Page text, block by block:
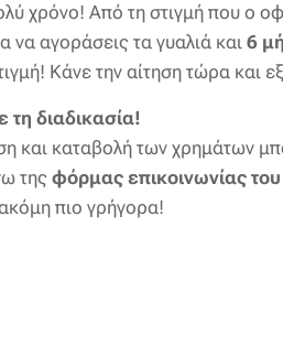
χρόνο! Από τη στιγμή που ο
να αγοράσεις τα γυαλιά και 6
Κάνε την αίτηση τώρα και
τη διαδικασία!
και καταβολή των χρημάτων
της φόρμας επικοινωνίας
πιο γρήγορα!